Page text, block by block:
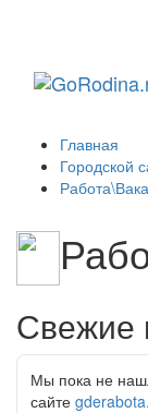
Главная
Городской
Свежие
Мы пока не
сайте